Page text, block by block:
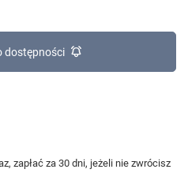
dostępności
zapłać za 30 dni, jeżeli nie zwrócisz